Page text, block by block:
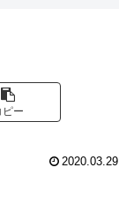
ピー
2020.03.29